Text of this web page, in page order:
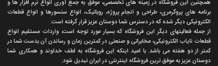
همچنين اين فروشگاه در زمينه های تخصصی، موفق به جمع آوری انواع نرم افزار ها و
برنامه های پروگرمری، طراحی و انجام پروژه، روباتيک، انواع سنسورها و انواع قطعات
الکترونيکی ديگر شده که در دسترس شما دوستان عزيز قرار گرفته است.
از جمله فعاليتهای ديگر اين فروشگاه که بسيار مورد توجه است، واردات مستقیم انواع
قطعات ناياب الکترونيکی، مخابراتی و صنعتی در کمترين زمان و رساندن آن بدست شما در
کمتر از دو هفته می باشد. با اميد اينکه اين فروشگاه به لطف خداوند و همکاری شما
دوستان عزيز به موفق ترين فروشگاه اینترنتی در ایران تبديل شود.